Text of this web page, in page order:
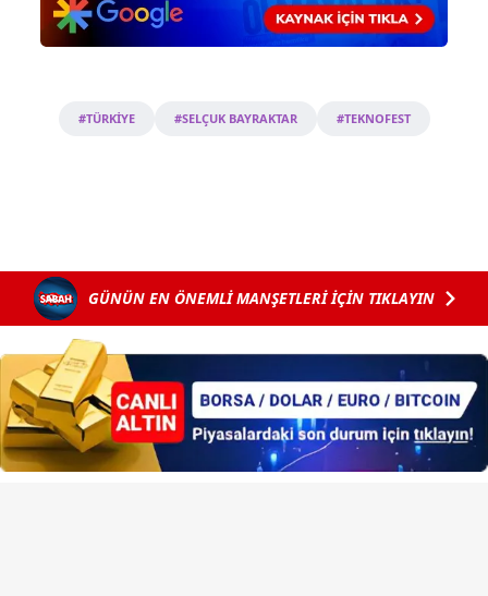
Sizlere daha iyi bir hizmet sunabilmek için İnternet
Sitemizde kendimize ve üçüncü kişilere ait çerezler
toplumu hizmetlerinin sunulması amacıyla
Çerezlere ilişkin tercihlerinizi aşağıda yer alan panel
vasıtasıyla belirleyebilirsiniz. Çerezlere ilişkin detaylı bilgi
için Ayarlar butonuna tıklayabilir,
Metnimizi ziyaret edebilirsiniz.
6698 sayılı Kişisel Verilerin Korunması Kanunu uyarınca
hazırlanmış Aydınlatma Metnimizi okumak ve sitemizde
ilgili mevzuata uygun olarak kullanılan çerezlerle ilgili bilgi
#TÜRKİYE #SELÇUK BAYRAKTAR #TEKNOFEST
GÜNÜN EN ÖNEMLİ MANŞETLERİ İÇİN TIKLAYIN